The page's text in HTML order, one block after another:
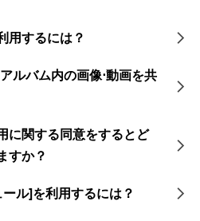
用するには？
ルバム内の画像⋅動画を共
に関する同意をするとど
すか？
ル]を利用するには？